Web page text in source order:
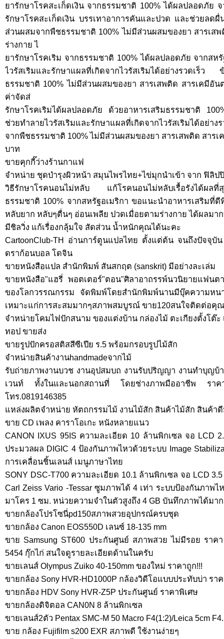
ยารักษาโรคสะเก็ดเงิน จากธรรมชาติ 100% ได้ผลปลอดภัย
รักษาโรคสะเก็ดเงิน บรรเทาอาการคันและปวด และช่วยล
ส่วนผสมจากพืชธรรมชาติ 100% ไม่มีส่วนผสมของยา สารเส
ร่างกาย ไ
ยารักษาโรคเริม จากธรรมชาติ 100% ได้ผลปลอดภัย จากสห
ไวรัสเริมและรักษาแผลที่เกิดจากไวรัสเริมได้อย่างรวดเ
ธรรมชาติ 100% ไม่มีส่วนผสมของยา สารเสพติด สารเคมีอัน
ค่าจัดส่
รักษาโรคเริมได้ผลปลอดภัย ด้วยอาหารเสริมธรรมชาติ
ช่วยทำลายไวรัสเริมและรักษาแผลที่เกิดจากไวรัสเริมได้อย่
จากพืชธรรมชาติ 100% ไม่มีส่วนผสมของยา สารเสพติด สารเ
บาท
ขายคุกกี๊ว่างร้านกาแฟ
จำหน่าย ชุดบำรุงผิวหน้า สมุนไพรไทย+ไข่มุกนำเข้า จาก ฟิลิป
วิธีรักษาโรคนอนไม่หลับ แก้โรคนอนไม่หลับเรื้อรังได้ผ
ธรรมชาติ 100% จากสหรัฐอเมริกา ขอแนะนำอาหารเสริมที่
หลับยาก หลับๆตื่นๆ อ่อนเพลีย ปวดเมื่อยตามร่างกาย ได้ผลม
มีชิลวิ่ง แก้เรื่องกลุ้มใจ สัดส่วน น้ำหนักคุณได้นะคะ
CartoonClub-TH อ่านการ์ตูนแปลไทย ตั้งแต่ต้น จนถึงปัจจุ
ดราก้อนบอล โดจิน
ขายหนังสือแปล สำนักพิมพ์ สันสกฤต (sanskrit) มีอย่างละเล่ม
ขายหนังสือ"แฮรี่ พอตเตอร์"ตอน"ศิลาอาถรรพ์นวนิยายแฟน
ของโลกวรรณกรรม จัดพิมพ์โดยสำนักพิมพ์นานมีบุ๊คความหน
เหมาะแก่การสะสมมากๆสภาพสมบูรณ์ ขาย120สนใจติดต่อคุณ
จำหน่ายโคมไฟปักสนาม ของแต่งบ้าน กล่องไม้ ตะเกียงตั้งโต๊ะ
ทอป ขายส่ง
ขายรูปปักครอสติสสีซีเปีย ร.5 พร้อมกรอบรูปไม้สัก
จำหน่ายสินค้างานhandmadeจากไม้
รับถ่ายภาพงานบวช งานอุปสมบถ งานรับปริญญา งานทำบุญบ้
เวนท์ ทั้งในและนอกสถานที่ โดยช่างภาพมืออาชีพ รา
โทร.0819146385
แหล่งผลิตจำหน่าย หัตถกรรมไม้ งานไม้สัก สินค้าไม้สัก สินค้า
ขาย CD เพลง คาราโอเกะ หนังหลายแนว
CANON IXUS 95IS ความละเอียด 10 ล้านพิกเซล จอ LCD
ประมวลผล DIGIC 4 ป้องกันภาพไหวด้วยระบบ Image
การเคลื่อนชิ้นเลนส์ เมนูภาษาไทย
SONY DSC-T700 ความละเอียด 10.1 ล้านพิกเซล จอ LCD
Carl Zeiss Vario -Tessar ซูมภาพได้ 4 เท่า ระบบป้องกันภาพไ
มาโคร 1 ซม. หน่วยความจำในตัวสูงถึง 4 GB บันทึกภาพได้มา
ขายกล้องโปรโซนี่pd150สภาพสวยอุปกรณ์ครบชุด
ขายกล้อง Canon EOS550D เลนซ์ 18-135 mm
ขาย Samsung ST600 ประกันศูนย์ สภาพสวย ไม่มีรอย ราค
5454 กุ๊กไก่ สนใจดูรายละเอียดด้านในครับ
ขายเลนส์ Olympus Zuiko 40-150mm ของใหม่ ราคาถูก!!!
ขายกล้อง Sony HVR-HD1000P กล้องวิดีโอแบบประทับบ่า รา
ขายกล้อง HDV Sony HVR-Z5P ประกันศูนย์ ราคาพิเศษ
ขายกล้องดิจิตอล CAN0N 8 ล้านพิกเซล
ขายเลนส์2ตัว Pentax SMC-M 50 Macro F4(1:2)/Leica 5cm
ขาย กล้อง Fujifilm s200 EXR สภาพดี ใช้งานง่ายๆ